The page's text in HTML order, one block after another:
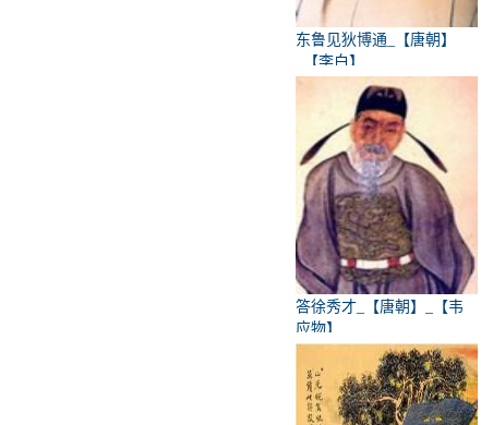
东鲁见狄博通_【唐朝】
_【李白】
答徐秀才_【唐朝】_【韦
应物】